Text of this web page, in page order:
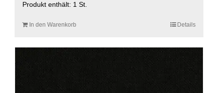
Produkt enthält: 1 St.
In den Warenkorb Details